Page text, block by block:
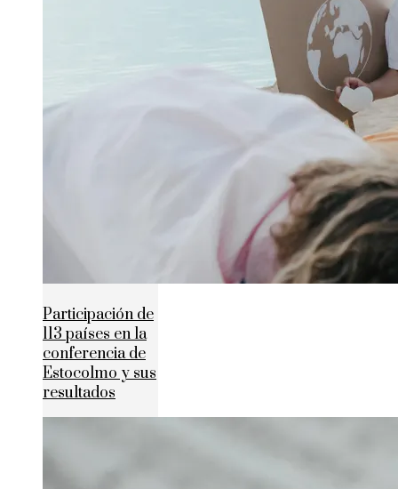
Participación de
113 países en la
conferencia de
Estocolmo y sus
resultados